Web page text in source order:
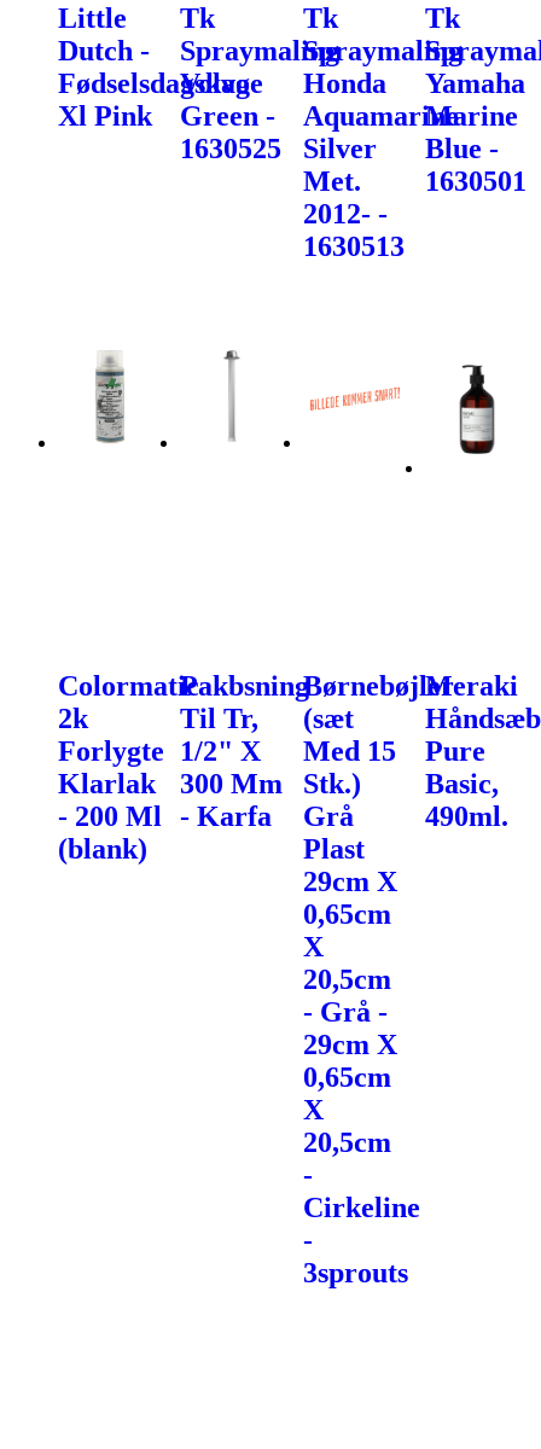
Little
Dutch -
Fødselsdagskage
Xl Pink
Tk
Spraymaling
Volvo
Green -
1630525
Tk
Spraymaling
Honda
Aquamarine
Silver
Met.
2012- -
1630513
Tk
Yamaha
Marine
Blue -
1630501
Colormatic
2k
Forlygte
Klarlak
- 200 Ml
(blank)
Pakbsning
Til Tr,
1/2" X
300 Mm
- Karfa
Børnebøjler
(sæt
Med 15
Stk.)
Grå
Plast
29cm X
0,65cm
X
20,5cm
- Grå -
29cm X
0,65cm
X
20,5cm
-
Cirkeline
-
3sprouts
Meraki
Pure
Basic,
490ml.